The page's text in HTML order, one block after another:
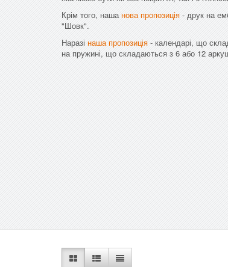
Крім того, наша нова пропозиція - друк на
"Шовк".
Наразі наша пропозиція - календарі, що
на пружині, що складаються з 6 або 12